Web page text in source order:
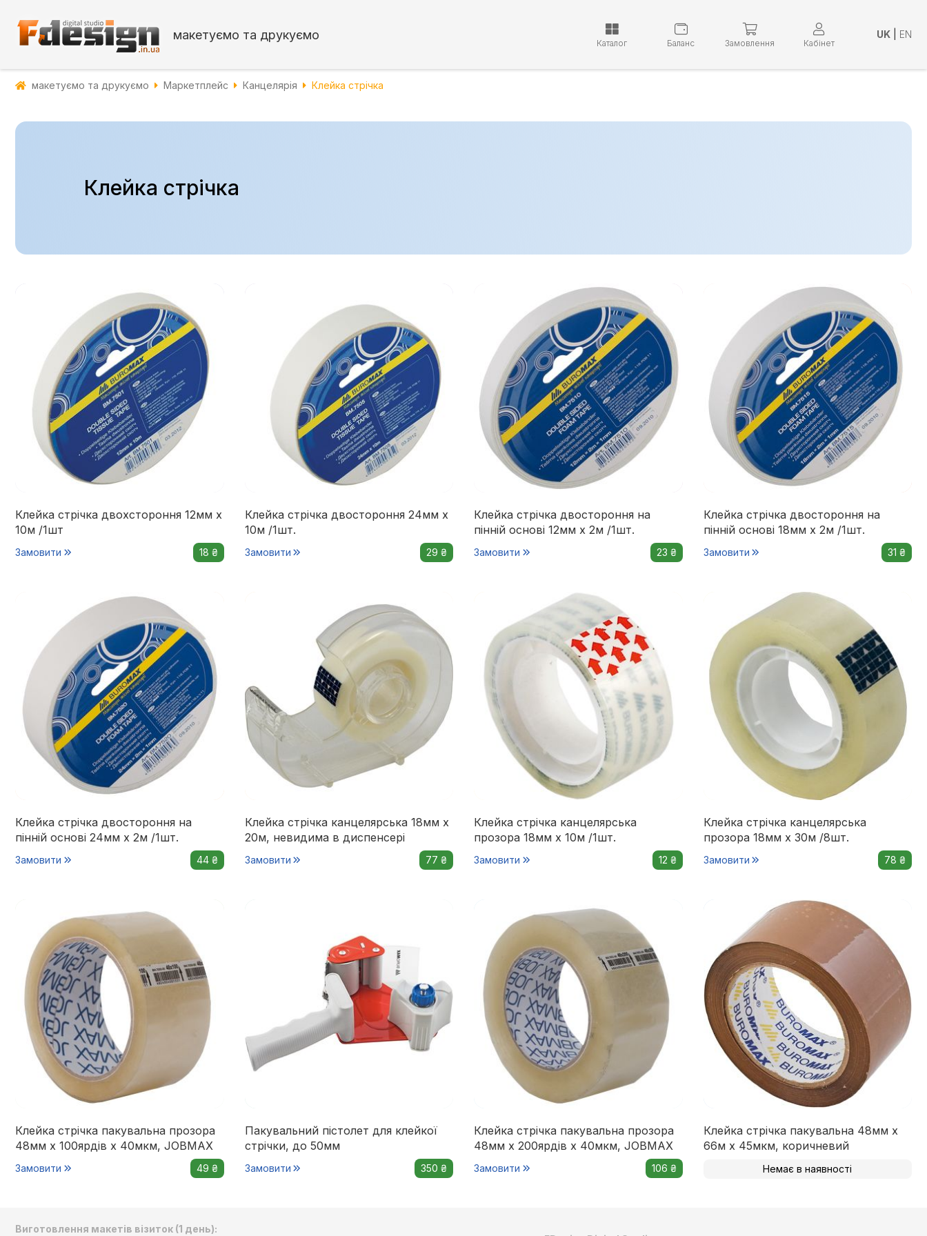
макетуємо та друкуємо
Каталог Баланс Замовлення Кабінет
UK EN
макетуємо та друкуємо Маркетплейс Канцелярія Клейка стрічка
Клейка стрічка
Клейка стрічка двохстороння 12мм х
10м /1шт
Замовити 18 ₴
Клейка стрічка двостороння 24мм х
10м /1шт.
Замовити 29 ₴
Клейка стрічка двостороння на
пінній основі 12мм х 2м /1шт.
Замовити 23 ₴
Клейка стрічка двостороння на
пінній основі 18мм х 2м /1шт.
Замовити 31 ₴
Клейка стрічка двостороння на
пінній основі 24мм х 2м /1шт.
Замовити 44 ₴
Клейка стрічка канцелярська 18мм х
20м, невидима в диспенсері
Замовити 77 ₴
Клейка стрічка канцелярська
прозора 18мм х 10м /1шт.
Замовити 12 ₴
Клейка стрічка канцелярська
прозора 18мм х 30м /8шт.
Замовити 78 ₴
Клейка стрічка пакувальна прозора
48мм x 100ярдів х 40мкм, JOBMAX
Замовити 49 ₴
Пакувальний пістолет для клейкої
стрічки, до 50мм
Замовити 350 ₴
Клейка стрічка пакувальна прозора
48мм x 200ярдів х 40мкм, JOBMAX
Замовити 106 ₴
Клейка стрічка пакувальна 48мм x
66м х 45мкм, коричневий
Немає в наявності
Виготовлення макетів візиток (1 день):